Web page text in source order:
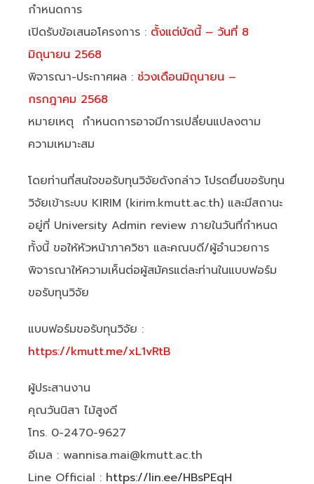
กำหนดการ
เปิดรับข้อเสนอโครงการ : ตั้งแต่บัดนี้ – วันที่ 8
มิถุนายน 2568
พิจารณา-ประกาศผล : ช่วงเดือนมิถุนายน –
กรกฎาคม 2568
หมายเหตุ กำหนดการอาจมีการเปลี่ยนแปลงตาม
ความเหมาะสม
โดยท่านที่สนใจขอรับทุนวิจัยดังกล่าว โปรดยื่นขอรับทุน
วิจัยเข้าระบบ KIRIM (kirim.kmutt.ac.th) และมีสถานะ
อยู่ที่ University Admin review ภายในวันที่กำหนด
ทั้งนี้ ขอให้หัวหน้าภาควิชา และคณบดี/ผู้อำนวยการ
พิจารณาให้ความเห็นต่อผู้สมัครแต่ละท่านในแบบฟอร์ม
ขอรับทุนวิจัย
แบบฟอร์มขอรับทุนวิจัย :
https://kmutt.me/xL1vRtB
ผู้ประสานงาน
คุณวันนิสา ไม้สูงดี
โทร. 0-2470-9627
อีเมล : wannisa.mai@kmutt.ac.th
Line Official : https://lin.ee/HBsPEqH